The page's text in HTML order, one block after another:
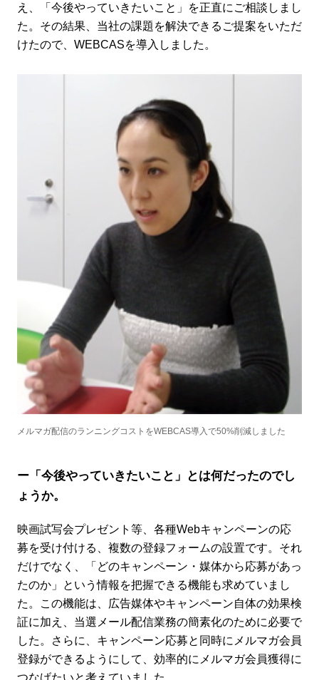
え、「今後やっていきたいこと」を正直にご相談しまし
た。その結果、当社の課題を解決できるご提案をいただ
けたので、WEBCASを導入しました。
メルマガ配信のランニングコストをWEBCAS導入で50%削減しました
ー「今後やっていきたいこと」とは何だったのでし
ょうか。
映画試写会プレゼント等、各種Webキャンペーンの応
募を受け付ける、複数の登録フォームの設置です。それ
だけでなく、「どのキャンペーン・媒体から応募があっ
たのか」という情報を把握できる機能も求めていまし
た。この機能は、広告媒体やキャンペーン自体の効果検
証に加え、当選メール配信業務の簡素化のために必要で
した。さらに、キャンペーン応募と同時にメルマガ会員
登録ができるようにして、効率的にメルマガ会員獲得に
つなげたいと考えていました。